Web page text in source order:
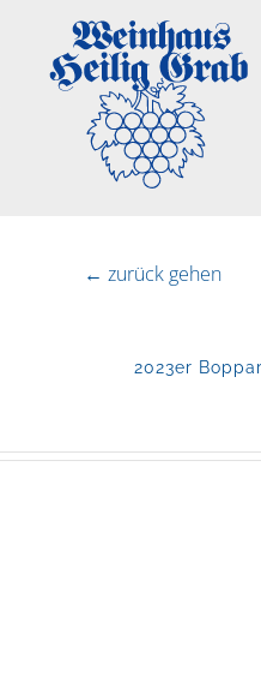
← zurück gehen
2023er